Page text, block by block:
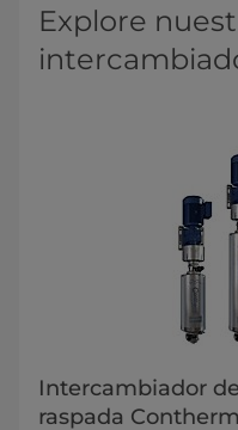
Explore
Intercambiador
raspada